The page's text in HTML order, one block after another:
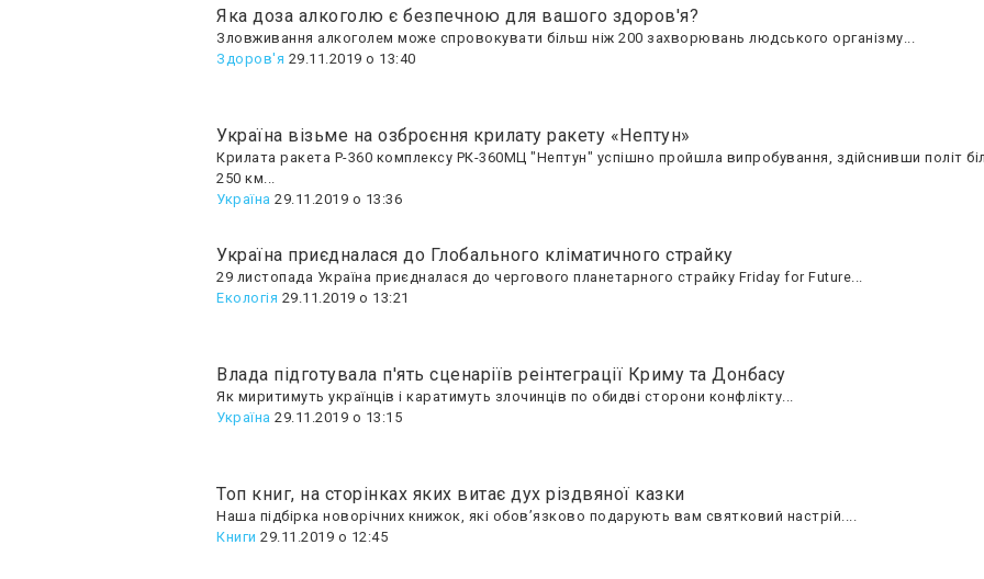
Яка доза алкоголю є безпечною для вашого здоров'я?
Зловживання алкоголем може спровокувати більш ніж 200 захворювань людського організму...
Здоров'я 29.11.2019 о 13:40
Україна візьме на озброєння крилату ракету «Нептун»
Крилата ракета Р-360 комплексу РК-360МЦ "Нептун" успішно пройшла випробування, здійснивши політ
250 км...
Україна 29.11.2019 о 13:36
Україна приєдналася до Глобального кліматичного страйку
29 листопада Україна приєдналася до чергового планетарного страйку Friday for Future...
Екологія 29.11.2019 о 13:21
Влада підготувала п'ять сценаріїв реінтеграції Криму та Донбасу
Як миритимуть українців і каратимуть злочинців по обидві сторони конфлікту...
Україна 29.11.2019 о 13:15
Топ книг, на сторінках яких витає дух різдвяної казки
Наша підбірка новорічних книжок, які обов’язково подарують вам святковий настрій....
Книги 29.11.2019 о 12:45